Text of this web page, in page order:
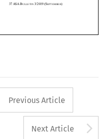
      
enthielt  unter  dem  Tite
l  «Appeal
button
Previous Article
Next Article